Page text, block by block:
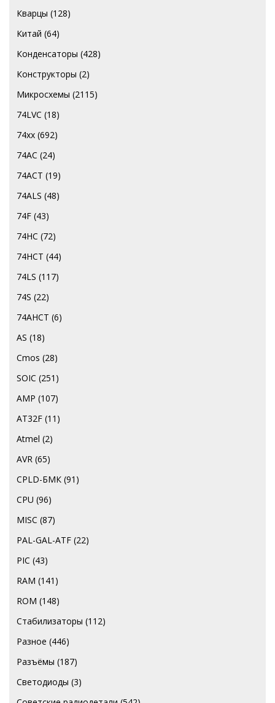
Кварцы (128)
Китай (64)
Конденсаторы (428)
Конструкторы (2)
Микросхемы (2115)
74LVC (18)
74хх (692)
74AC (24)
74ACT (19)
74ALS (48)
74F (43)
74HC (72)
74HCT (44)
74LS (117)
74S (22)
74АНСТ (6)
AS (18)
Cmos (28)
SOIC (251)
AMP (107)
AT32F (11)
Atmel (2)
AVR (65)
CPLD-БМК (91)
CPU (96)
MISC (87)
PAL-GAL-ATF (22)
PIC (43)
RAM (141)
ROM (148)
Стабилизаторы (112)
Разное (446)
Разъёмы (187)
Светодиоды (3)